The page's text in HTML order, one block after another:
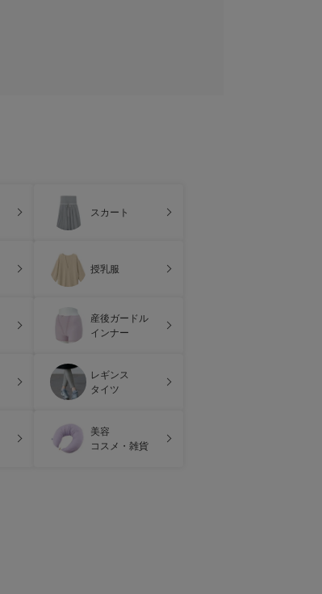
スカート
授乳服
産後ガードル
インナー
レギンス
タイツ
美容
コスメ・雑貨